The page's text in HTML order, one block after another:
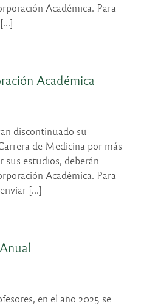
Académica. Para
Académica
discontinuado su
de Medicina por más
sus estudios, deberán
Académica. Para
[...]
en el año 2025 se